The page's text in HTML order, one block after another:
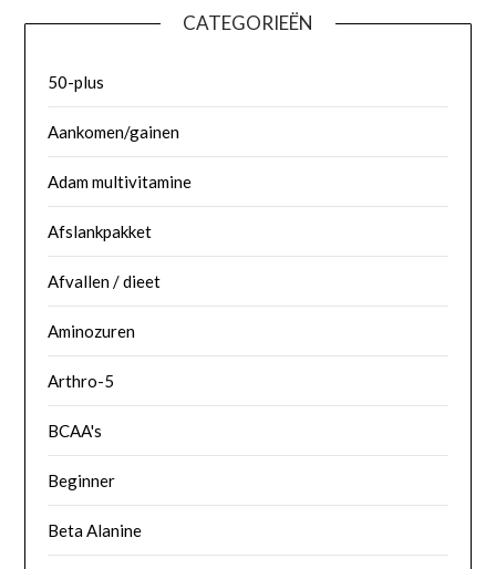
CATEGORIEËN
50-plus
Aankomen/gainen
Adam multivitamine
Afslankpakket
Afvallen / dieet
Aminozuren
Arthro-5
BCAA's
Beginner
Beta Alanine